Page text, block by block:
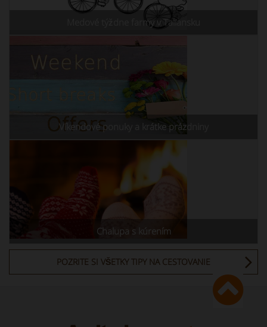
Medové týždne farmy v Taliansku
Víkendové ponuky a krátke prázdniny
Chalupa s kúrením
POZRITE SI VŠETKY TIPY NA CESTOVANIE